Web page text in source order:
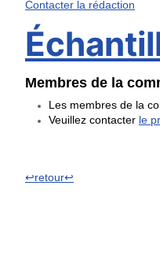
Contacter la rédaction
Membres de la
Les membres de la
Veuillez contacter le
↩retour↩